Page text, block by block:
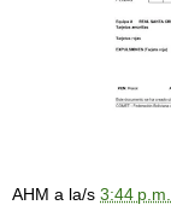
AHM a la/s 3:44 p.m.